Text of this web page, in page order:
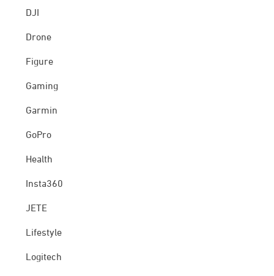
DJI
Drone
Figure
Gaming
Garmin
GoPro
Health
Insta360
JETE
Lifestyle
Logitech